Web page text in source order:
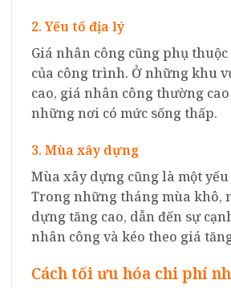
2. Yếu tố địa lý
Giá nhân công cũng phụ
của công trình. Ở những khu
cao, giá nhân công thường
những nơi có mức sống thấp.
3. Mùa xây dựng
Mùa xây dựng cũng là một
Trong những tháng mùa khô,
dựng tăng cao, dẫn đến sự
nhân công và kéo theo giá
Cách tối ưu hóa chi phí